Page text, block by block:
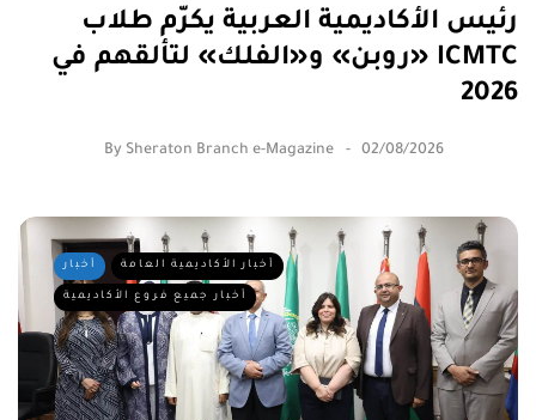
رئيس الأكاديمية العربية يكرّم طلاب
«روبن» و«الفلك» لتألقهم في ICMTC
2026
By Sheraton Branch e-Magazine 02/08/2026
أخبار أخبار الأكاديمية العامة
أخبار جميع فروع الأكاديمية